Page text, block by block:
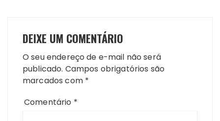
DEIXE UM COMENTÁRIO
O seu endereço de e-mail não será
publicado. Campos obrigatórios são
marcados com *
Comentário *